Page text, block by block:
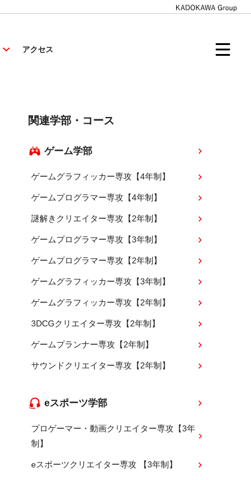
アクセス
関連学部・コース
ゲーム学部
ゲームグラフィッカー専攻【4年制】
ゲームプログラマー専攻【4年制】
謎解きクリエイター専攻【2年制】
ゲームプログラマー専攻【3年制】
ゲームプログラマー専攻【2年制】
ゲームグラフィッカー専攻【3年制】
ゲームグラフィッカー専攻【2年制】
3DCGクリエイター専攻【2年制】
ゲームプランナー専攻【2年制】
サウンドクリエイター専攻【2年制】
eスポーツ学部
プロゲーマー・動画クリエイター専攻【3年
制】
eスポーツクリエイター専攻 【3年制】